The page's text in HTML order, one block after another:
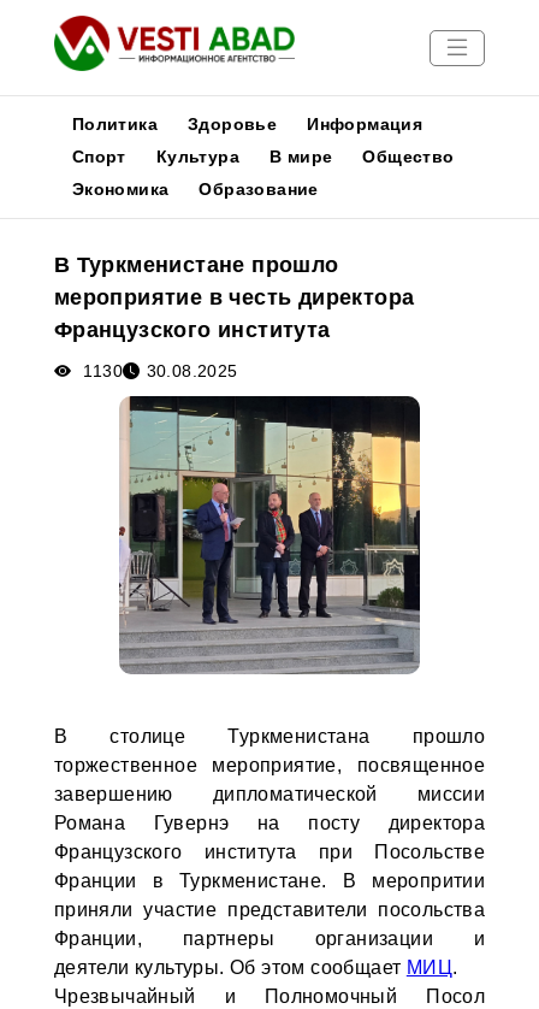
Новости
Медиа
Афиша
Политика Здоровье
Информация
Спорт
Культура В мире
Общество
Экономика
Образование
В Туркменистане прошло
мероприятие в честь директора
Французского института
1130 30.08.2025
В столице Туркменистана прошло
торжественное мероприятие, посвященное
завершению дипломатической миссии
Романа Гувернэ на посту директора
Французского института при Посольстве
Франции в Туркменистане. В меропритии
приняли участие представители посольства
Франции, партнеры организации и
деятели культуры. Об этом сообщает МИЦ .
Чрезвычайный и Полномочный Посол